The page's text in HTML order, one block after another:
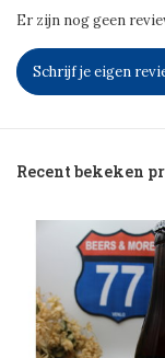
Er zijn nog geen
Schrijf je eigen
Recent bekeken